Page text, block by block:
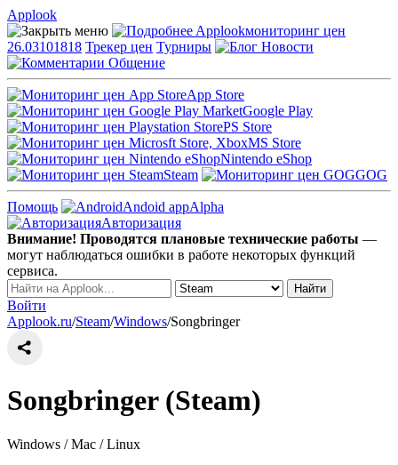
Applook
Applookмониторинг цен
26.03101818 Трекер цен Турниры
Новости
Общение
App Store
Google Play
PS Store
MS Store
Nintendo eShop
Steam
GOG
Помощь Andoid appAlpha
Авторизация
Внимание! Проводятся плановые технические работы —
могут наблюдаться ошибки в работе некоторых функций
сервиса.
Войти
Applook.ru/Steam/Windows/Songbringer
Songbringer (Steam)
Windows / Mac / Linux